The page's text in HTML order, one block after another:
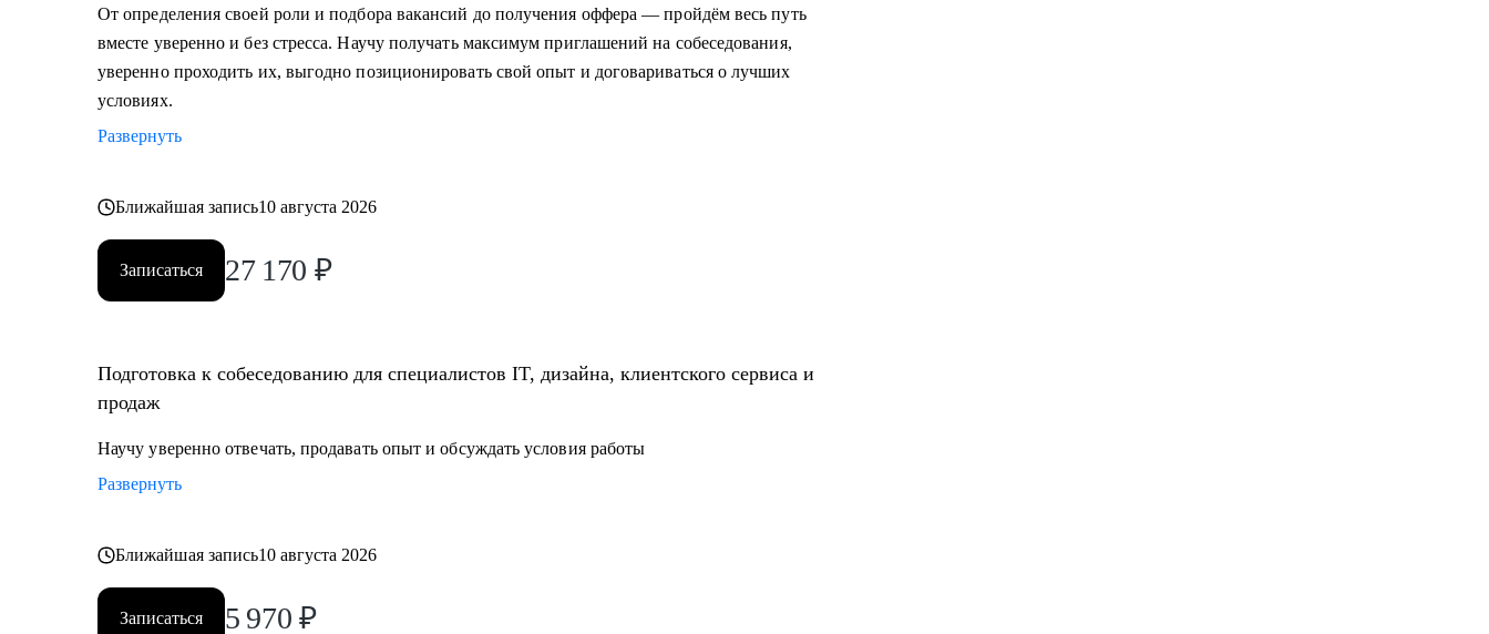
• Узнать, как попасть в ТОП компанию и расти в ней;
• Составить индивидуальный план развития;
Кому могу помочь:
• Тем, у кого уже есть опыт, но кто хочет быстро расти в IT и Digital или клиентском сервисе и
продажах;
От определения своей роли и подбора вакансий до получения оффера — пройдём весь путь
вместе уверенно и без стресса. Научу получать максимум приглашений на собеседования,
уверенно проходить их, выгодно позиционировать свой опыт и договариваться о лучших
условиях.
Развернуть
Ближайшая запись10 августа 2026
Записаться 27 170 ₽
Подготовка к собеседованию для специалистов IT, дизайна, клиентского сервиса и
продаж
Научу уверенно отвечать, продавать опыт и обсуждать условия работы
Развернуть
Ближайшая запись10 августа 2026
Записаться 5 970 ₽